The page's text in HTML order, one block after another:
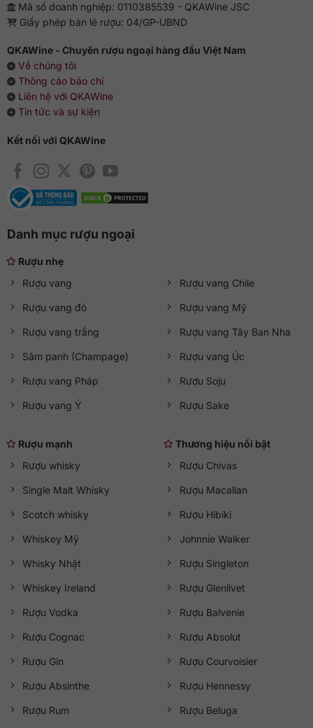
Mã số doanh nghiệp: 0110385539 - QKAWine JSC
Giấy phép bán lẻ rượu: 04/GP-UBND
QKAWine - Chuyên rượu ngoại hàng đầu Việt Nam
Về chúng tôi
Thông cáo báo chí
Liên hệ với QKAWine
Tin tức và sự kiện
Kết nối với QKAWine
Danh mục rượu ngoại
Rượu nhẹ
Rượu vang
Rượu vang đỏ
Rượu vang trắng
Sâm panh (Champage)
Rượu vang Pháp
Rượu vang Ý
Rượu vang Chile
Rượu vang Mỹ
Rượu vang Tây Ban Nha
Rượu vang Úc
Rượu Soju
Rượu Sake
Rượu mạnh
Rượu whisky
Single Malt Whisky
Scotch whisky
Whiskey Mỹ
Whisky Nhật
Whiskey Ireland
Rượu Vodka
Rượu Cognac
Rượu Gin
Rượu Absinthe
Rượu Rum
Thương hiệu nổi bật
Rượu Chivas
Rượu Macallan
Rượu Hibiki
Johnnie Walker
Rượu Singleton
Rượu Glenlivet
Rượu Balvenie
Rượu Absolut
Rượu Courvoisier
Rượu Hennessy
Rượu Beluga